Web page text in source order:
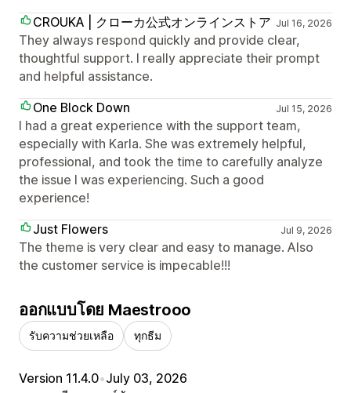
CROUKA | クローカ公式オンラインストア Jul 16, 2026
They always respond quickly and provide clear,
thoughtful support. I really appreciate their prompt
and helpful assistance.
One Block Down
Jul 15, 2026
I had a great experience with the support team,
especially with Karla. She was extremely helpful,
professional, and took the time to carefully analyze
the issue I was experiencing. Such a good
experience!
Just Flowers
Jul 9, 2026
The theme is very clear and easy to manage. Also
the customer service is impecable!!!
ออกแบบโดย Maestrooo
รับความช่วยเหลือ ทุกธีม
Version 11.4.0•July 03, 2026